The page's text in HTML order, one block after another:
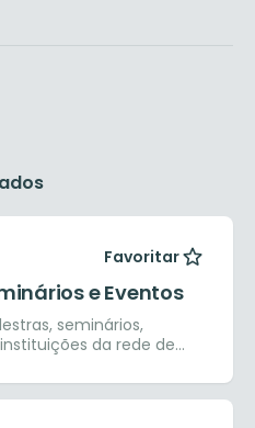
Favoritar
e Eventos
seminários,
da rede de
e superior.